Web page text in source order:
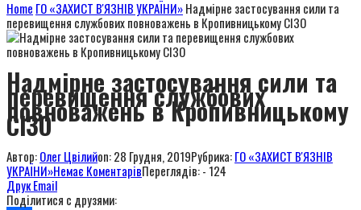
Home ГО «ЗАХИСТ В'ЯЗНІВ УКРАЇНИ»Надмірне застосування сили та
перевищення службових повноважень в Кропивницькому СІЗО
Надмірне застосування сили та
перевищення службових
повноважень в Кропивницькому
СІЗО
Автор:Олег Цвілийon:28 Грудня, 2019Рубрика:ГО «ЗАХИСТ В'ЯЗНІВ
УКРАЇНИ»Немає КоментарівПереглядів: - 124
ДрукEmail
Поділитися с друзями: